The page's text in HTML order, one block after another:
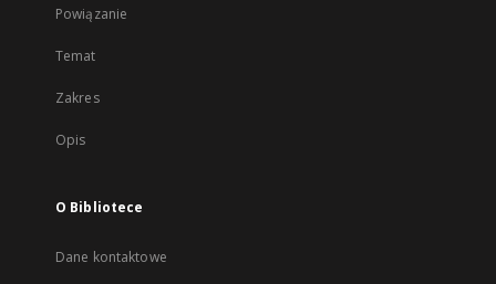
Powiązanie
Temat
Zakres
Opis
O Bibliotece
Dane kontaktowe